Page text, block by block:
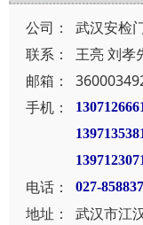
公司：
武汉安检
联系：
王亮 刘孝
邮箱：
手机：
电话： 027-
地址：
武汉市江